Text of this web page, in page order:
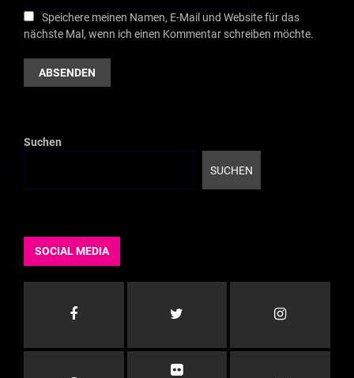
Speichere meinen Namen, E-Mail und Website für das
nächste Mal, wenn ich einen Kommentar schreiben möchte.
Suchen
SUCHEN
SOCIAL MEDIA